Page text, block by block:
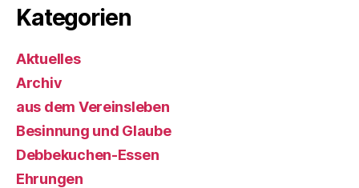
Kategorien
Aktuelles
Archiv
aus dem Vereinsleben
Besinnung und Glaube
Debbekuchen-Essen
Ehrungen